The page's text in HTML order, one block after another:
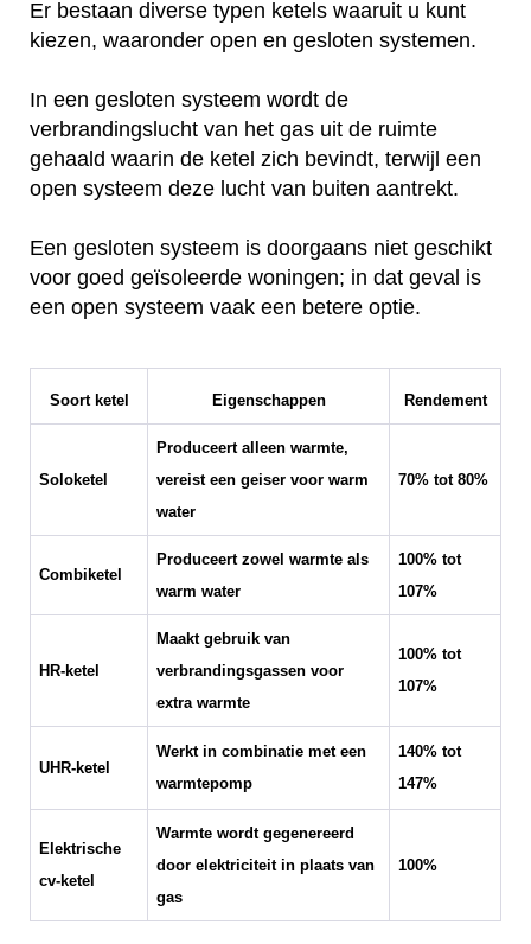
Er bestaan diverse typen ketels waaruit u kunt
kiezen, waaronder open en gesloten systemen.
In een gesloten systeem wordt de
verbrandingslucht van het gas uit de ruimte
gehaald waarin de ketel zich bevindt, terwijl een
open systeem deze lucht van buiten aantrekt.
Een gesloten systeem is doorgaans niet geschikt
voor goed geïsoleerde woningen; in dat geval is
een open systeem vaak een betere optie.
Soort ketel Eigenschappen Rendement
Soloketel
Produceert alleen warmte,
vereist een geiser voor warm
water
70% tot 80%
Combiketel
Produceert zowel warmte als
warm water
100% tot
107%
HR-ketel
Maakt gebruik van
verbrandingsgassen voor
extra warmte
100% tot
107%
UHR-ketel
Werkt in combinatie met een
warmtepomp
140% tot
147%
Elektrische
cv-ketel
Warmte wordt gegenereerd
door elektriciteit in plaats van
gas
100%